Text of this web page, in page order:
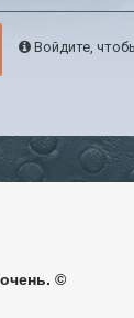
Войдите,
©